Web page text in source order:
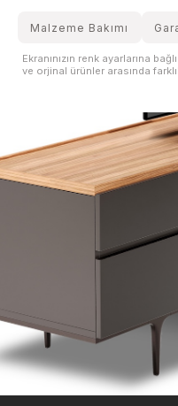
Malzeme Bakımı
Ekranınızın renk ayarlarına
ve orjinal ürünler arasında